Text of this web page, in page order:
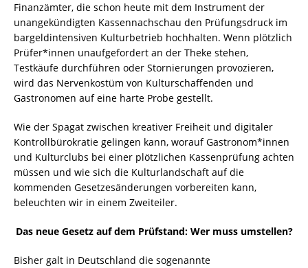
Finanzämter, die schon heute mit dem Instrument der
unangekündigten Kassennachschau den Prüfungsdruck im
bargeldintensiven Kulturbetrieb hochhalten. Wenn plötzlich
Prüfer*innen unaufgefordert an der Theke stehen,
Testkäufe durchführen oder Stornierungen provozieren,
wird das Nervenkostüm von Kulturschaffenden und
Gastronomen auf eine harte Probe gestellt.
Wie der Spagat zwischen kreativer Freiheit und digitaler
Kontrollbürokratie gelingen kann, worauf Gastronom*innen
und Kulturclubs bei einer plötzlichen Kassenprüfung achten
müssen und wie sich die Kulturlandschaft auf die
kommenden Gesetzesänderungen vorbereiten kann,
beleuchten wir in einem Zweiteiler.
Das neue Gesetz auf dem Prüfstand: Wer muss umstellen?
Bisher galt in Deutschland die sogenannte